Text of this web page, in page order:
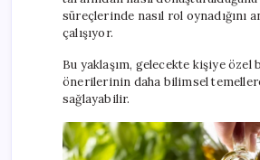
süreçlerinde nasıl rol oynadığını
çalışıyor.
Bu yaklaşım, gelecekte kişiye özel
önerilerinin daha bilimsel
sağlayabilir.